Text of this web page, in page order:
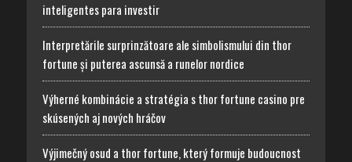
inteligentes para investir
Interpretările surprinzătoare ale simbolismului din thor
fortune și puterea ascunsă a runelor nordice
Výherné kombinácie a stratégia s thor fortune casino pre
skúsených aj nových hráčov
Výjimečný osud a thor fortune, který formuje budoucnost